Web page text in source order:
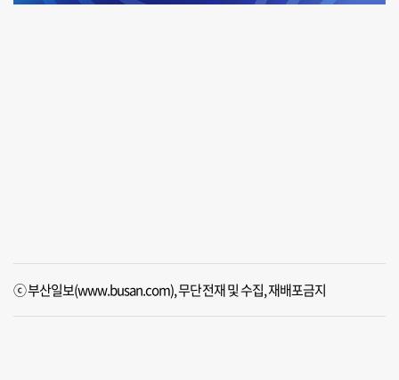
ⓒ 부산일보(www.busan.com), 무단전재 및 수집, 재배포금지